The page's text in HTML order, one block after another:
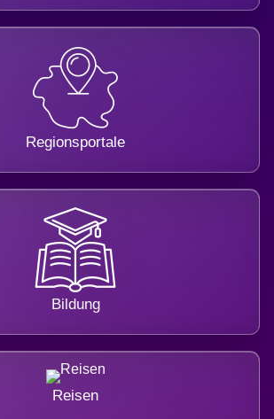
Regionsportale
Bildung
Reisen